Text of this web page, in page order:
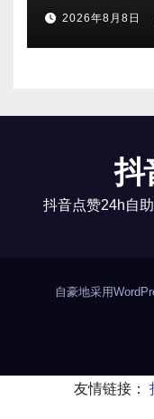
2026年8月8日
抖
抖音点赞24h自
自豪地采用
友情链接：